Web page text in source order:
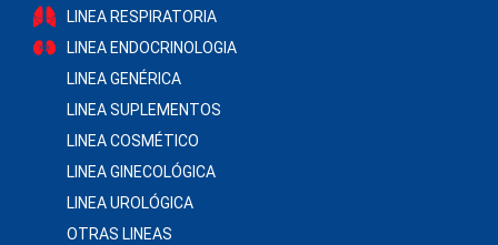
LINEA RESPIRATORIA
LINEA ENDOCRINOLOGIA
LINEA GENÉRICA
LINEA SUPLEMENTOS
LINEA COSMÉTICO
LINEA GINECOLÓGICA
LINEA UROLÓGICA
OTRAS LINEAS